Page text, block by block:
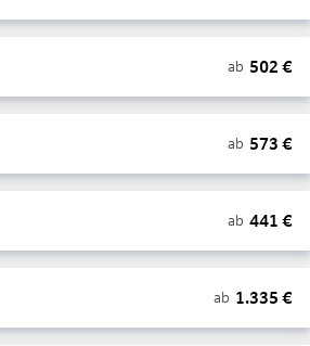
ab 502 €
ab 573 €
ab 441 €
ab 1.335 €